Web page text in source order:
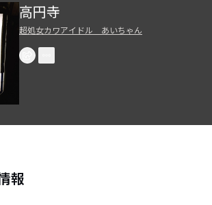
高円寺
超処女カワアイドル あいちゃん
報